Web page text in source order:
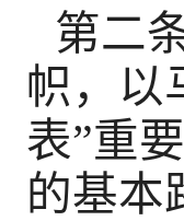
第二
帜，以
表”重
的基本